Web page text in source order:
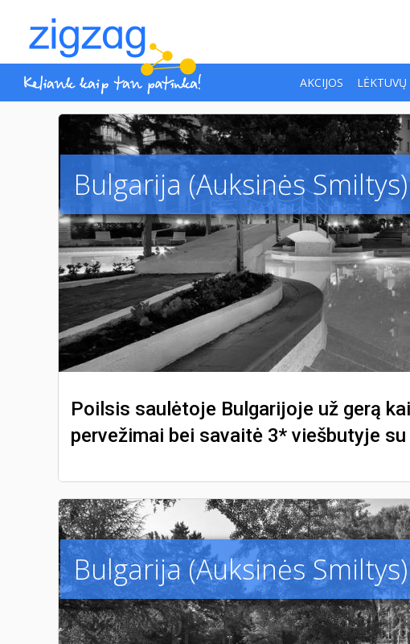
AKCIJOS
Bulgarija (Auksinės Smiltys)
Poilsis saulėtoje Bulgarijoje už gerą
pervežimai bei savaitė 3* viešbutyje
Bulgarija (Auksinės Smiltys)